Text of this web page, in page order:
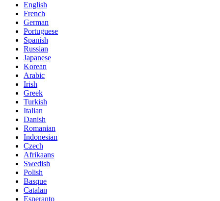
English
French
German
Portuguese
Spanish
Russian
Japanese
Korean
Arabic
Irish
Greek
Turkish
Italian
Danish
Romanian
Indonesian
Czech
Afrikaans
Swedish
Polish
Basque
Catalan
Esperanto